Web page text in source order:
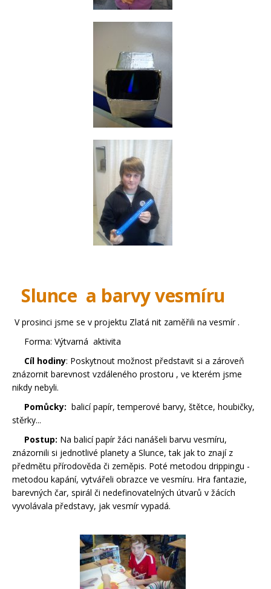
Slunce a barvy vesmíru
V prosinci jsme se v projektu Zlatá nit zaměřili na vesmír .
Forma: Výtvarná aktivita
Cíl hodiny: Poskytnout možnost představit si a zároveň
znázornit barevnost vzdáleného prostoru , ve kterém jsme
nikdy nebyli.
Pomůcky: balicí papír, temperové barvy, štětce, houbičky,
stěrky...
Postup: Na balicí papír žáci nanášeli barvu vesmíru,
znázornili si jednotlivé planety a Slunce, tak jak to znají z
předmětu přírodověda či zeměpis. Poté metodou drippingu -
metodou kapání, vytvářeli obrazce ve vesmíru. Hra fantazie,
barevných čar, spirál či nedefinovatelných útvarů v žácích
vyvolávala představy, jak vesmír vypadá.